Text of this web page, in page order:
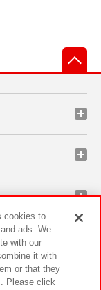
cookies to
ads. We
with our
it with
or that they
Please click